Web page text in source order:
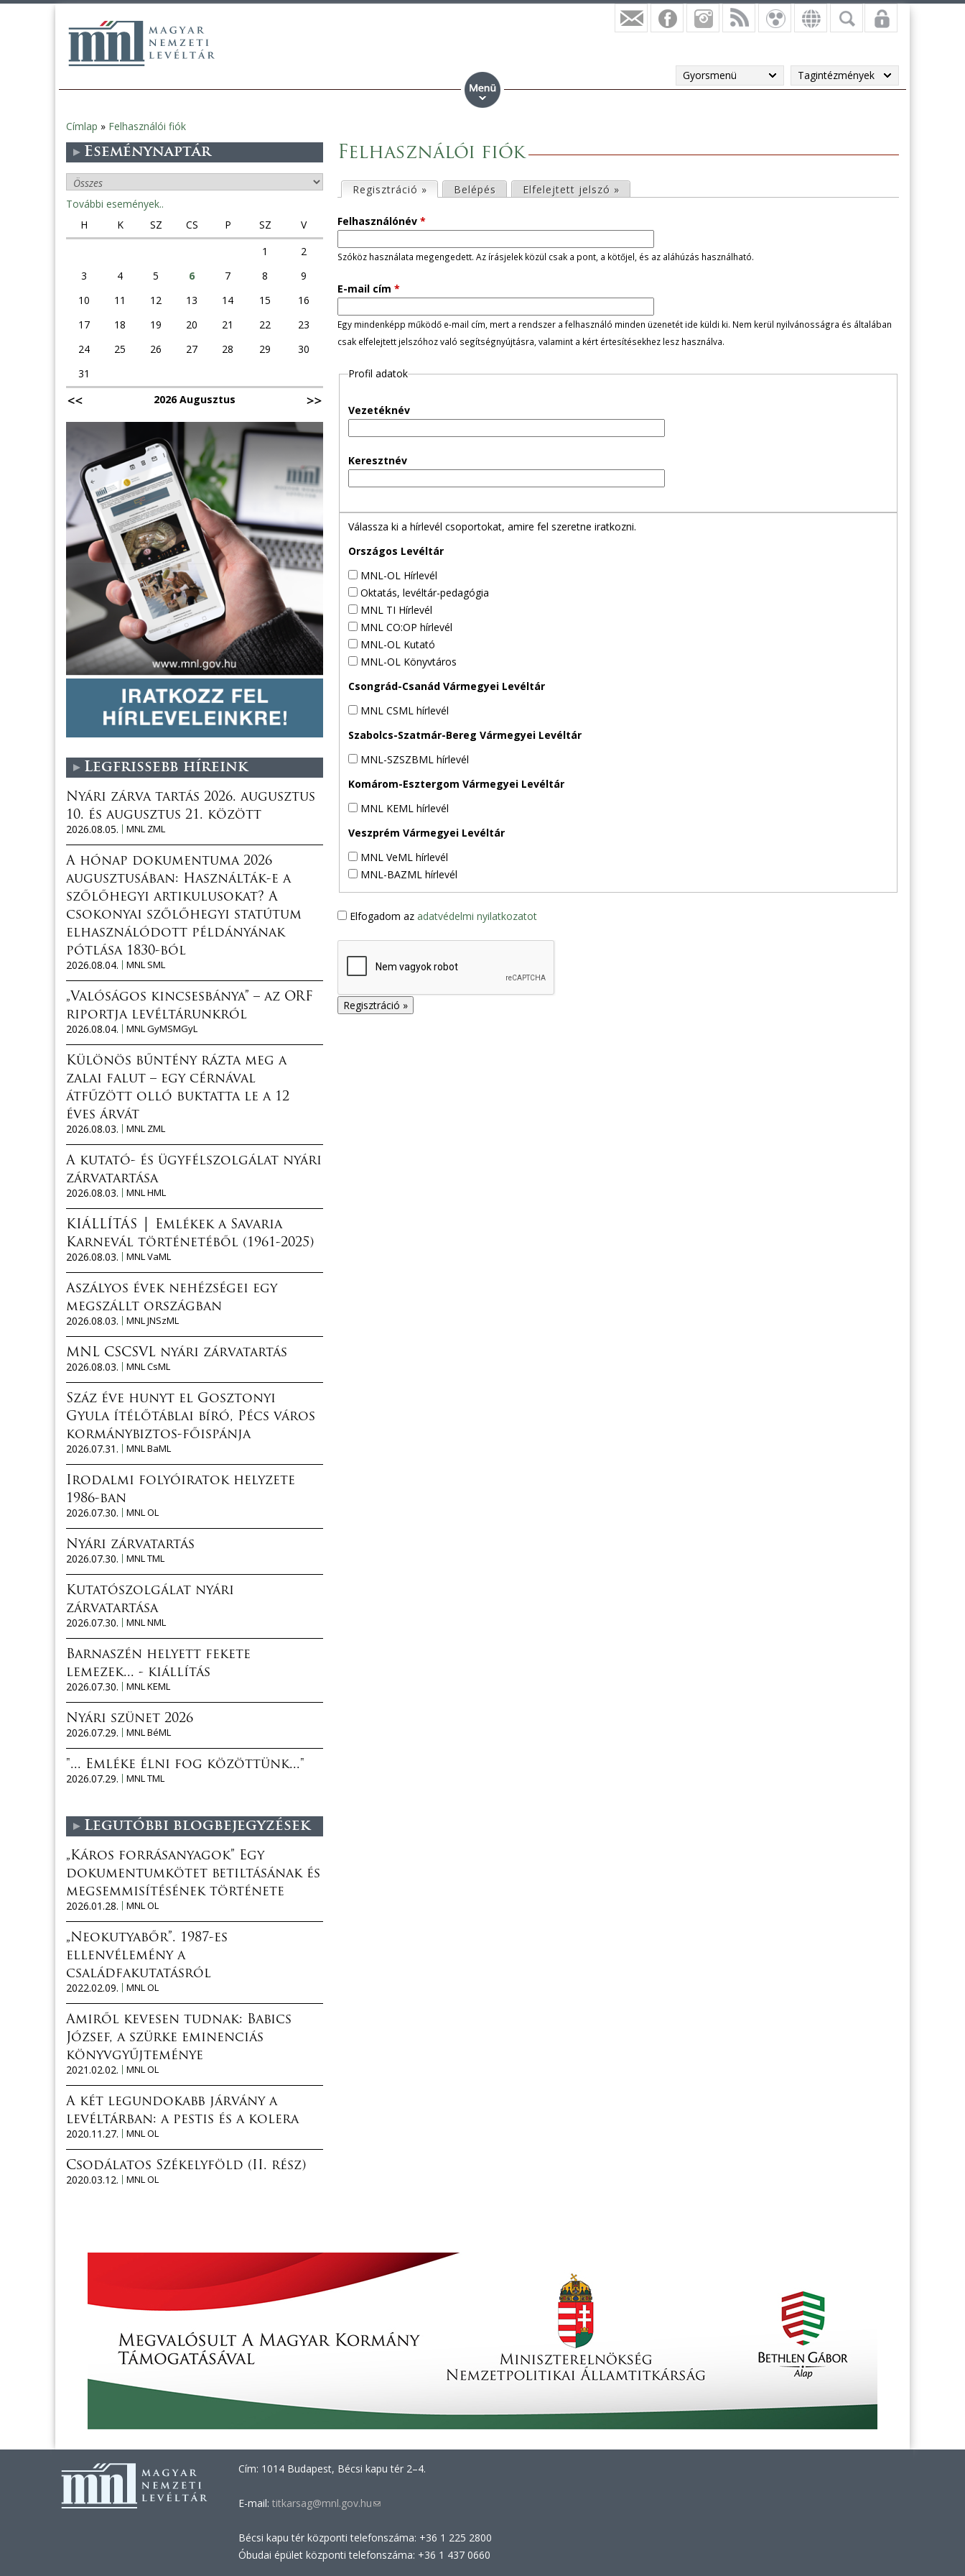
Gyorsmenü Tagintézmények
Jelenlegi
hely
Címlap » Felhasználói fiók
Felhasználói fiók
l
s
ő
d
l
e
Regisztráció » (aktív fül)
Belépés Elfelejtett jelszó »
Felhasználónév *
Szóköz használata megengedett. Az írásjelek közül csak a pont, a kötőjel, és az aláhúzás használható.
E-mail cím *
Egy mindenképp működő e-mail cím, mert a rendszer a felhasználó minden üzenetét ide küldi ki. Nem kerül nyilvánosságra és általában
csak elfelejtett jelszóhoz való segítségnyújtásra, valamint a kért értesítésekhez lesz használva.
Profil adatok
Vezetéknév
Keresztnév
Válassza ki a hírlevél csoportokat, amire fel szeretne iratkozni.
Országos Levéltár
MNL-OL Hírlevél
Oktatás, levéltár-pedagógia
MNL TI Hírlevél
MNL CO:OP hírlevél
MNL-OL Kutató
MNL-OL Könyvtáros
Csongrád-Csanád Vármegyei Levéltár
MNL CSML hírlevél
Szabolcs-Szatmár-Bereg Vármegyei Levéltár
MNL-SZSZBML hírlevél
Komárom-Esztergom Vármegyei Levéltár
MNL KEML hírlevél
Veszprém Vármegyei Levéltár
MNL VeML hírlevél
MNL-BAZML hírlevél
Elfogadom az adatvédelmi nyilatkozatot
Eseménynaptár
További események..
H
K SZ CS P SZ
V
1
2
3
4 5 6 7 8
9
10
11 12 13 14 15
16
17
18 19 20 21 22
23
24
25 26 27 28 29
30
31
2026 Augusztus
Legfrissebb híreink
Nyári zárva tartás 2026. augusztus
10. és augusztus 21. között
2026.08.05.
MNL ZML
A hónap dokumentuma 2026
augusztusában: Használták-e a
szőlőhegyi artikulusokat? A
csokonyai szőlőhegyi statútum
elhasználódott példányának
pótlása 1830-ból
2026.08.04.
MNL SML
„Valóságos kincsesbánya” – az ORF
riportja levéltárunkról
2026.08.04.
MNL GyMSMGyL
Különös bűntény rázta meg a
zalai falut – egy cérnával
átfűzött olló buktatta le a 12
éves árvát
2026.08.03.
MNL ZML
A kutató- és ügyfélszolgálat nyári
zárvatartása
2026.08.03.
MNL HML
KIÁLLÍTÁS │ Emlékek a Savaria
Karnevál történetéből (1961-2025)
2026.08.03.
MNL VaML
Aszályos évek nehézségei egy
megszállt országban
2026.08.03.
MNL JNSzML
MNL CSCSVL nyári zárvatartás
2026.08.03.
MNL CsML
Száz éve hunyt el Gosztonyi
Gyula ítélőtáblai bíró, Pécs város
kormánybiztos-főispánja
2026.07.31.
MNL BaML
Irodalmi folyóiratok helyzete
1986-ban
2026.07.30.
MNL OL
Nyári zárvatartás
2026.07.30.
MNL TML
Kutatószolgálat nyári
zárvatartása
2026.07.30.
MNL NML
Barnaszén helyett fekete
lemezek... - kiállítás
2026.07.30.
MNL KEML
Nyári szünet 2026
2026.07.29.
MNL BéML
"... Emléke élni fog közöttünk..."
2026.07.29.
MNL TML
Legutóbbi blogbejegyzések
„Káros forrásanyagok” Egy
dokumentumkötet betiltásának és
megsemmisítésének története
2026.01.28.
MNL OL
„Neokutyabőr”. 1987-es
ellenvélemény a
családfakutatásról
2022.02.09.
MNL OL
Amiről kevesen tudnak: Babics
József, a szürke eminenciás
könyvgyűjteménye
2021.02.02.
MNL OL
A két legundokabb járvány a
levéltárban: a pestis és a kolera
2020.11.27.
MNL OL
Csodálatos Székelyföld (II. rész)
2020.03.12.
MNL OL
Cím: 1014 Budapest, Bécsi kapu tér 2–4.
E-mail: titkarsag@mnl.gov.hu(link
e-
mail)
Bécsi kapu tér központi telefonszáma: +36 1 225 2800
Óbudai épület központi telefonszáma: +36 1 437 0660